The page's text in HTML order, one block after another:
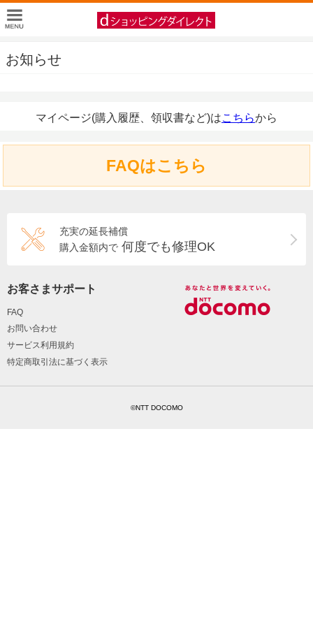
お知らせ
マイページ(購入履歴、領収書など)はこちらから
FAQはこちら
充実の延長補償
購入金額内で 何度でも修理OK
お客さまサポート
FAQ
お問い合わせ
サービス利用規約
特定商取引法に基づく表示
©NTT DOCOMO